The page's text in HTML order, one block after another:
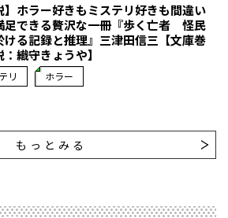
】ホラー好きもミステリ好きも間違い
足できる贅沢な一冊――『歩く亡者 怪民
ける記録と推理』三津田信三【文庫巻
織守きょうや】
リ ホラー
もっとみる